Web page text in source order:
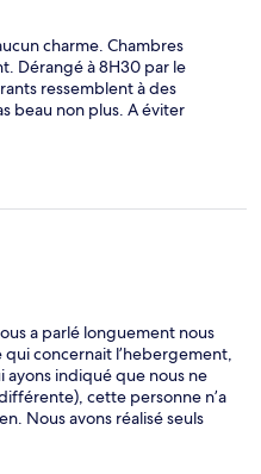
charme. Chambres
Dérangé à 8H30 par le
ressemblent à des
beau non plus. A éviter
a parlé longuement nous
concernait l’hebergement,
ayons indiqué que nous ne
cette personne n’a
Nous avons réalisé seuls
obligeaient les
(pas de micro ondes à